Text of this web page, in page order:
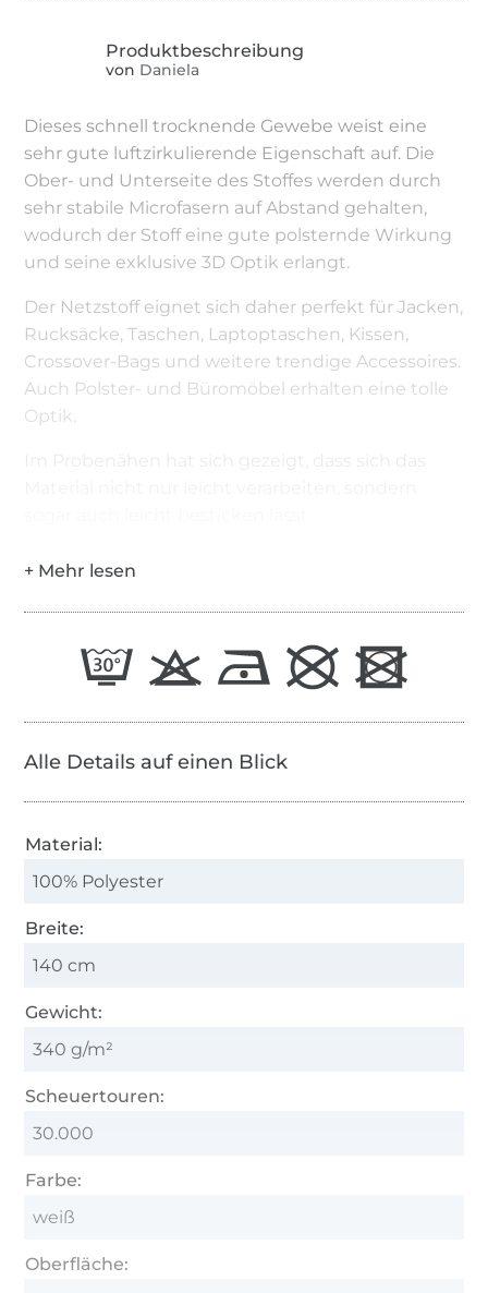
von Daniela
Dieses schnell trocknende Gewebe weist eine
sehr gute luftzirkulierende Eigenschaft auf. Die
Ober- und Unterseite des Stoffes werden durch
sehr stabile Microfasern auf Abstand gehalten,
wodurch der Stoff eine gute polsternde Wirkung
und seine exklusive 3D Optik erlangt.
Der Netzstoff eignet sich daher perfekt für Jacken,
Rucksäcke, Taschen, Laptoptaschen, Kissen,
Crossover-Bags und weitere trendige Accessoires.
Auch Polster- und Büromöbel erhalten eine tolle
Optik.
Alle Details auf einen Blick
Material:
100% Polyester
Breite:
140 cm
Gewicht:
340 g/m²
Scheuertouren:
30.000
Farbe:
weiß
Oberfläche: